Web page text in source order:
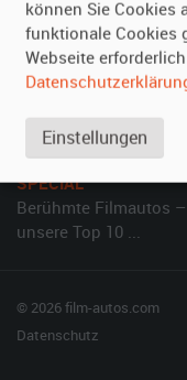
Oldtimer anmelden
Fotos senden
Fragen für Vermieter
Inserat verwalten
SPECIAL
Berühmte Filmautos –
unsere Top 10 ...
© 2026 film-autos.com
Datenschutz
können Sie Cookies
funktionale Cookies
Webseite
Einstellungen